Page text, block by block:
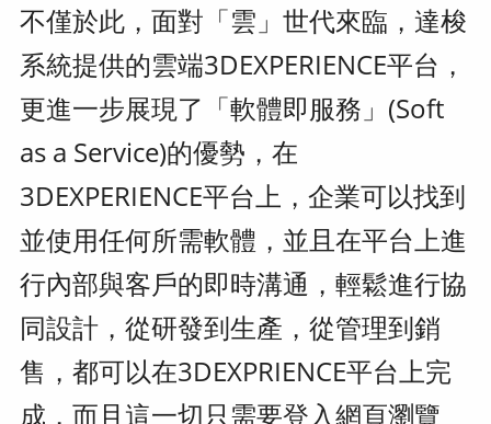
不僅於此，面對「雲」世代來臨，達梭
系統提供的雲端3DEXPERIENCE平台，
更進一步展現了「軟體即服務」(Soft
as a Service)的優勢，在
3DEXPERIENCE平台上，企業可以找到
並使用任何所需軟體，並且在平台上進
行內部與客戶的即時溝通，輕鬆進行協
同設計，從研發到生產，從管理到銷
售，都可以在3DEXPRIENCE平台上完
成，而且這一切只需要登入網頁瀏覽